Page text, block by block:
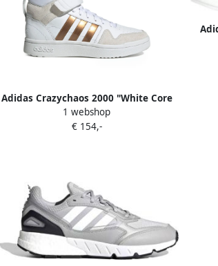
Adidas Crazychaos 2000 "White Core
White Silver Met Semi Flash Aqua"
sneakers Wit
1 webshop
€ 154,-